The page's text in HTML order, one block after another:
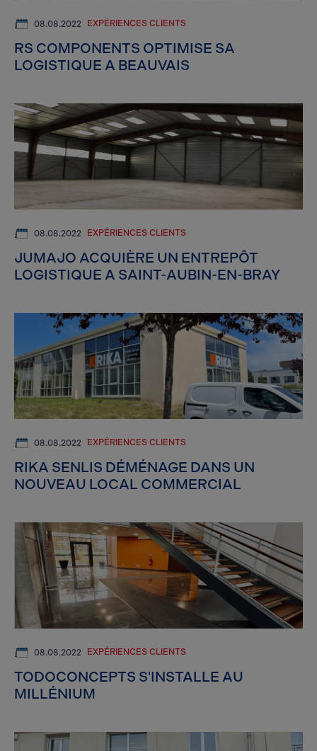
08.08.2022 EXPÉRIENCES CLIENTS
RS COMPONENTS OPTIMISE SA
LOGISTIQUE A BEAUVAIS
08.08.2022 EXPÉRIENCES CLIENTS
JUMAJO ACQUIÈRE UN ENTREPÔT
LOGISTIQUE A SAINT-AUBIN-EN-BRAY
08.08.2022 EXPÉRIENCES CLIENTS
RIKA SENLIS DÉMÉNAGE DANS UN
NOUVEAU LOCAL COMMERCIAL
08.08.2022 EXPÉRIENCES CLIENTS
TODOCONCEPTS S'INSTALLE AU
MILLÉNIUM